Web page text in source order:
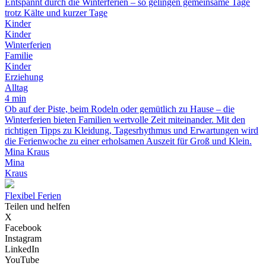
Entspannt durch die Winterferien – so gelingen gemeinsame Tage
trotz Kälte und kurzer Tage
Kinder
Kinder
Winterferien
Familie
Kinder
Erziehung
Alltag
4 min
Ob auf der Piste, beim Rodeln oder gemütlich zu Hause – die
Winterferien bieten Familien wertvolle Zeit miteinander. Mit den
richtigen Tipps zu Kleidung, Tagesrhythmus und Erwartungen wird
die Ferienwoche zu einer erholsamen Auszeit für Groß und Klein.
Mina Kraus
Mina
Kraus
Flexibel Ferien
Teilen und helfen
X
Facebook
Instagram
LinkedIn
YouTube